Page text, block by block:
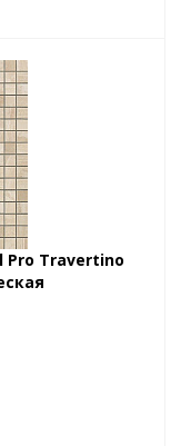
Pro Travertino